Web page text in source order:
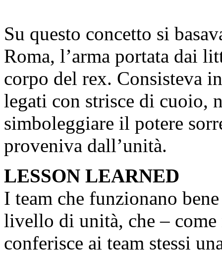
Su questo concetto si
Roma, l’arma portata dai
corpo del rex. Consisteva
legati con strisce di cuoio,
simboleggiare il potere
proveniva dall’unità.
LESSON LEARNED
I team che funzionano
livello di unità, che – come
conferisce ai team stessi